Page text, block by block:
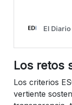
Los retos
Los criterios
vertiente